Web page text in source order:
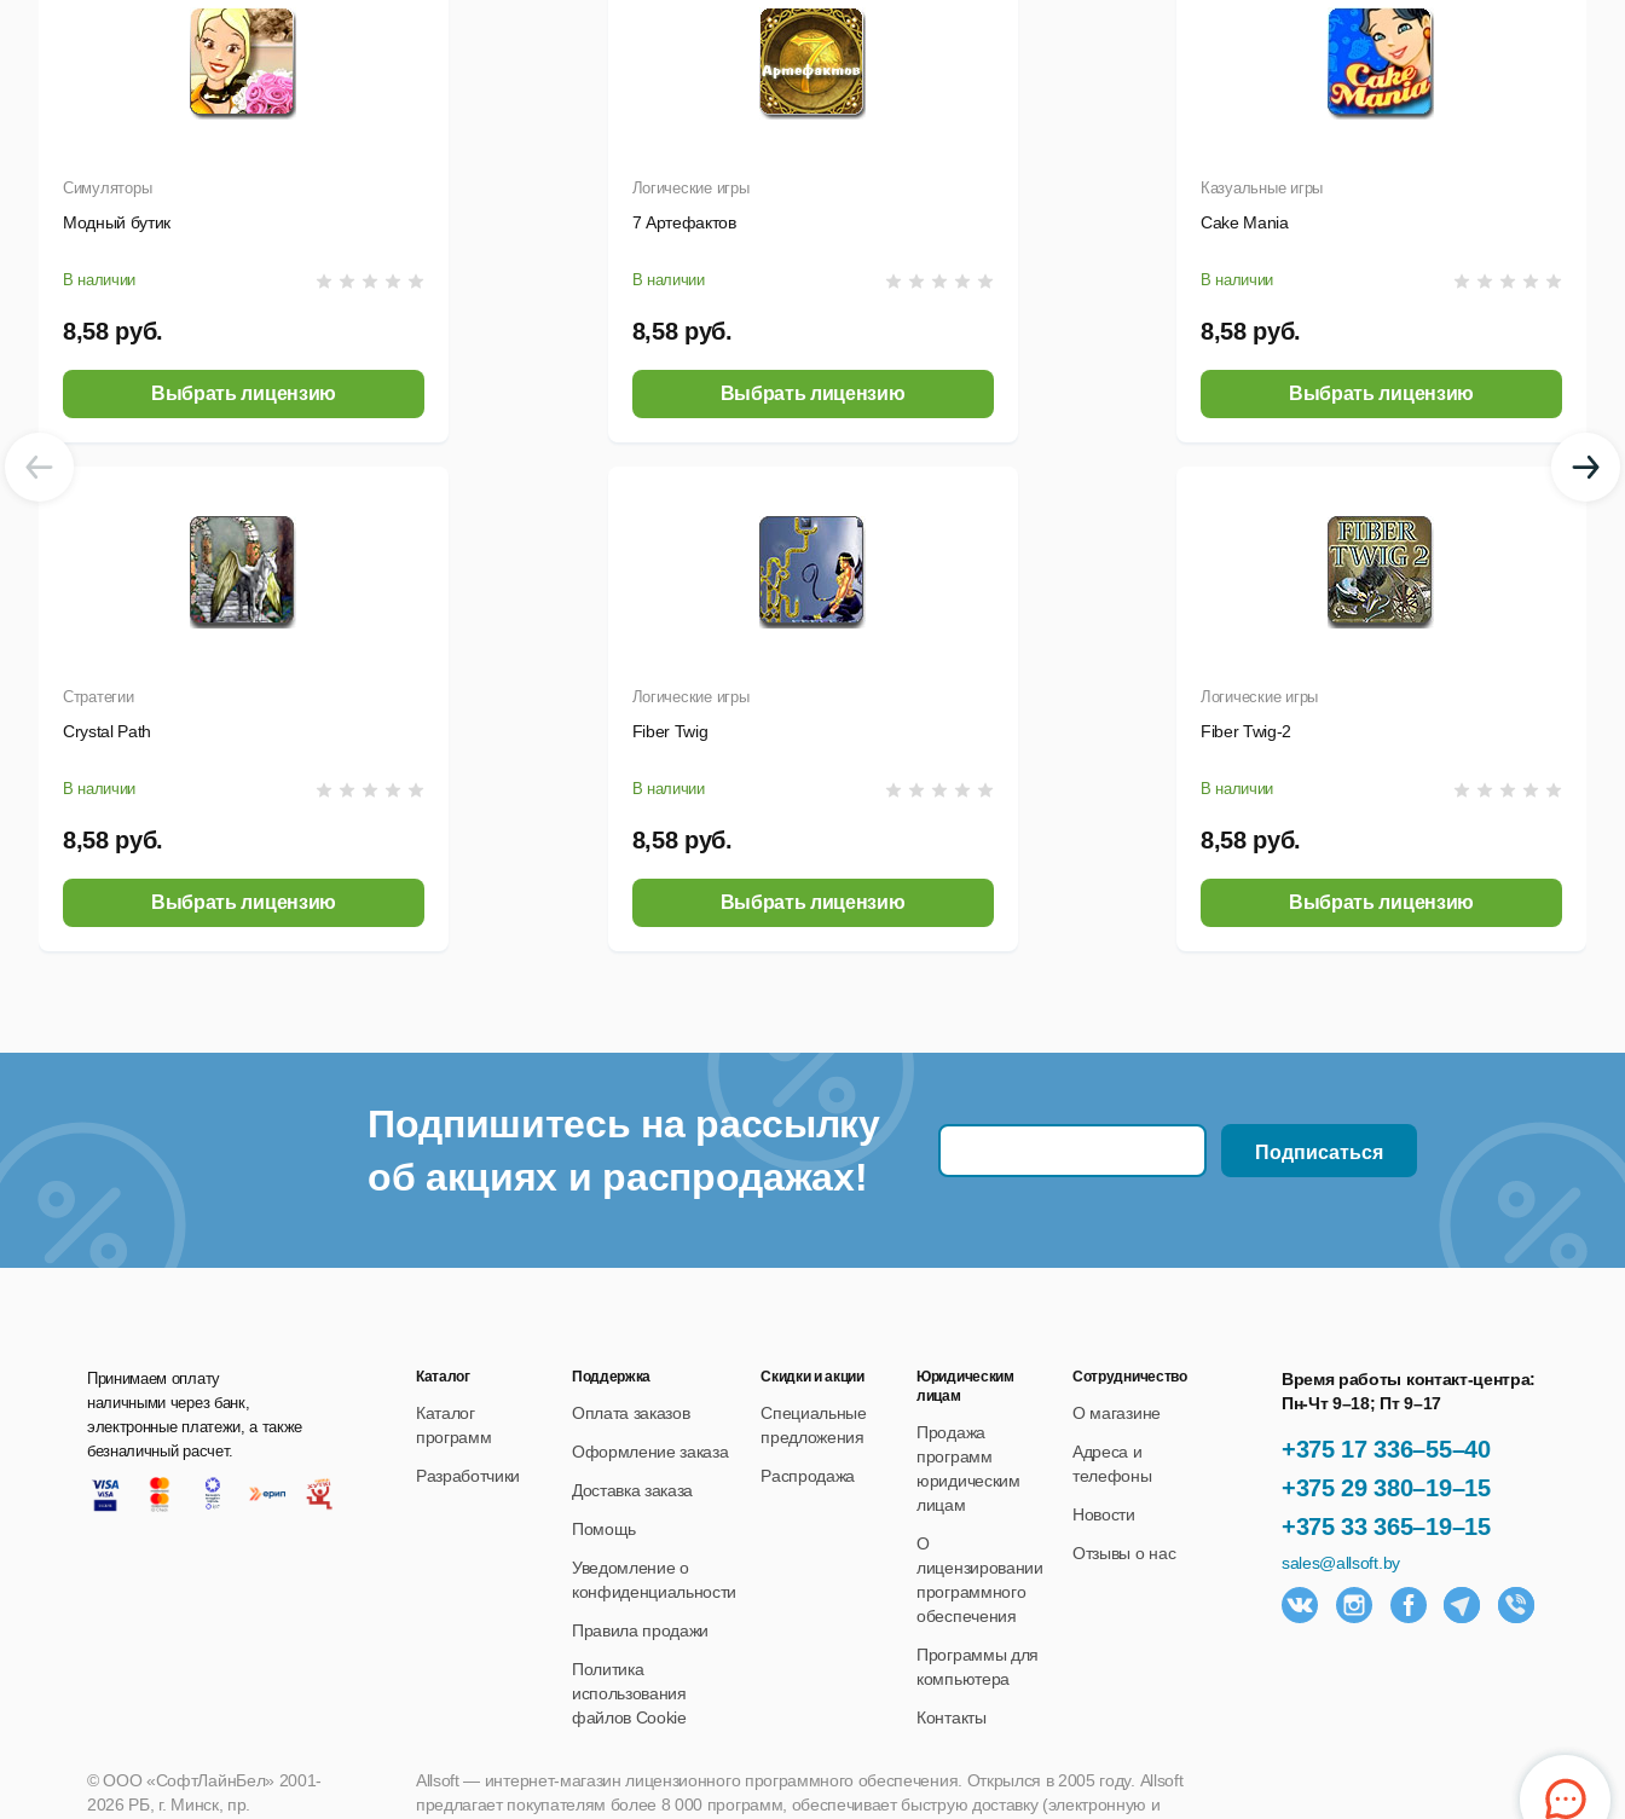
Симуляторы
Модный бутик
В наличии
8,58 руб.
Выбрать лицензию
Логические игры
7 Артефактов
В наличии
8,58 руб.
Выбрать лицензию
Казуальные игры
Cake Mania
В наличии
8,58 руб.
Выбрать лицензию
Стратегии
Crystal Path
В наличии
8,58 руб.
Выбрать лицензию
Логические игры
Fiber Twig
В наличии
8,58 руб.
Выбрать лицензию
Логические игры
Fiber Twig-2
В наличии
8,58 руб.
Выбрать лицензию
Подпишитесь на рассылку
об акциях и распродажах!
Принимаем оплату
наличными через банк,
электронные платежи, а также
безналичный расчет.
+375 17 336–55–40
+375 29 380–19–15
+375 33 365–19–15
Время работы контакт-центра:
Пн-Чт 9–18; Пт 9–17
sales@allsoft.by
Каталог
Каталог
программ
Разработчики
Поддержка
Оплата заказов
Оформление заказа
Доставка заказа
Помощь
Уведомление о
конфиденциальности
Правила продажи
Политика
использования
файлов Cookie
Скидки и акции
Специальные
предложения
Распродажа
Юридическим
лицам
Продажа
программ
юридическим
лицам
О
лицензировании
программного
обеспечения
Программы для
компьютера
Контакты
Сотрудничество
О магазине
Адреса и
телефоны
Новости
Отзывы о нас
Allsoft — интернет-магазин лицензионного программного обеспечения. Открылся в 2005 году. Allsoft
предлагает покупателям более 8 000 программ, обеспечивает быструю доставку (электронную и
© ООО «СофтЛайнБел» 2001-
2026 РБ, г. Минск, пр.